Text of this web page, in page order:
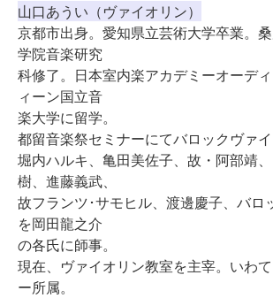
山口あうい（ヴァイオリン）
京都市出身。愛知県立芸術大学卒業。
学院音楽研究
科修了。日本室内楽アカデミーオーデ
ィーン国立音
楽大学に留学。
都留音楽祭セミナーにてバロックヴァイ
堀内ハルキ、亀田美佐子、故・阿部靖
樹、進藤義武、
故フランツ･サモヒル、渡邊慶子、バロ
を岡田龍之介
の各氏に師事。
現在、ヴァイオリン教室を主宰。いわ
ー所属。